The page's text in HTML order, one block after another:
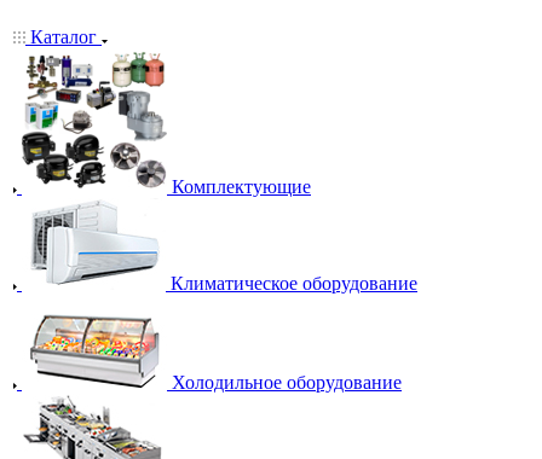
Каталог
Комплектующие
Климатическое оборудование
Холодильное оборудование